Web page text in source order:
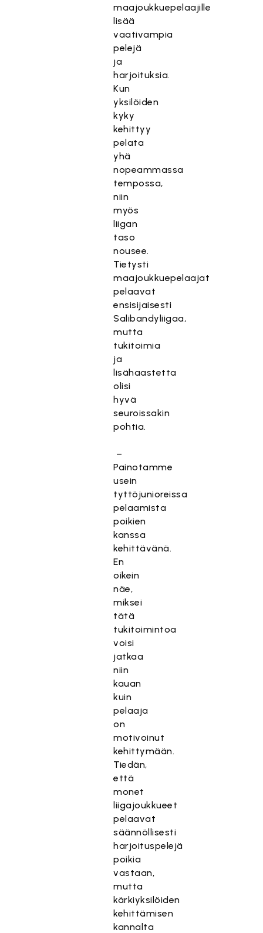
maajoukkuepelaajille
lisää
vaativampia
pelejä
ja
harjoituksia.
Kun
yksilöiden
kyky
kehittyy
pelata
yhä
nopeammassa
tempossa,
niin
myös
liigan
taso
nousee.
Tietysti
maajoukkuepelaajat
pelaavat
ensisijaisesti
Salibandyliigaa,
mutta
tukitoimia
ja
lisähaastetta
olisi
hyvä
seuroissakin
pohtia.
–
Painotamme
usein
tyttöjunioreissa
pelaamista
poikien
kanssa
kehittävänä.
En
oikein
näe,
miksei
tätä
tukitoimintoa
voisi
jatkaa
niin
kauan
kuin
pelaaja
on
motivoinut
kehittymään.
Tiedän,
että
monet
liigajoukkueet
pelaavat
säännöllisesti
harjoituspelejä
poikia
vastaan,
mutta
kärkiyksilöiden
kehittämisen
kannalta